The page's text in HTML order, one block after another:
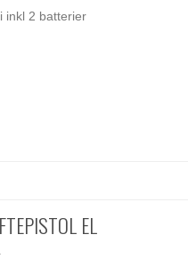
inkl 2 batterier
EL